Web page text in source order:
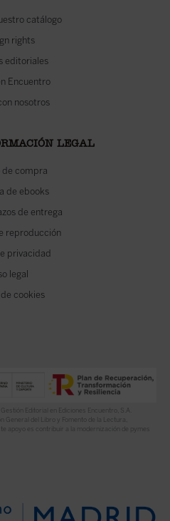
catálogo
rights
editoriales
Encuentro
nosotros
LEGAL
de compra
de ebooks
de entrega
reproducción
privacidad
legal
cookies
Editorial en Ediciones Encuentro, S.A.
General del Libro y Fomento de la Lectura,
apoyo es contribuir a la modernización de pymes